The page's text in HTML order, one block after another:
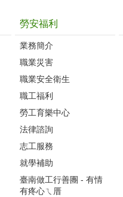
勞安福利
業務簡介
職業災害
職業安全衛生
職工福利
勞工育樂中心
法律諮詢
志工服務
就學補助
臺南做工行善團 - 有情
有疼心ㄟ厝